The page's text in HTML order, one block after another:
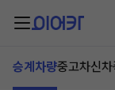
승계차량중고차신